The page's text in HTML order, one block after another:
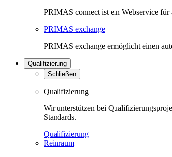
PRIMAS connect ist ein Webservice
PRIMAS exchange
PRIMAS exchange ermöglicht einen
Qualifizierung
Schließen
Qualifizierung
Wir unterstützen bei
Standards.
Qualifizierung
Reinraum